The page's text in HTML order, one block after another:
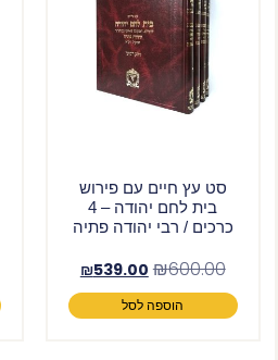
סט עץ חיים עם פירוש
בית לחם יהודה – 4
כרכים / רבי יהודה פתיה
₪600.00
₪539.00
הוספה לסל